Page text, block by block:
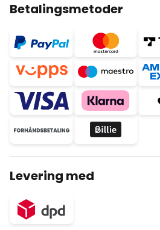
Betalingsmetoder
Levering med